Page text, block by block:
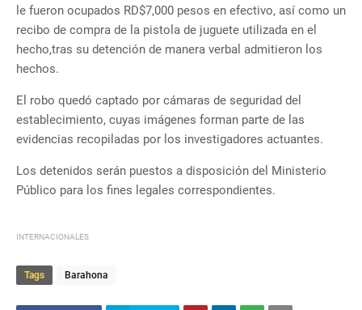
le fueron ocupados RD$7,000 pesos en efectivo, así como un
recibo de compra de la pistola de juguete utilizada en el
hecho,tras su detención de manera verbal admitieron los
hechos.
El robo quedó captado por cámaras de seguridad del
establecimiento, cuyas imágenes forman parte de las
evidencias recopiladas por los investigadores actuantes.
Los detenidos serán puestos a disposición del Ministerio
Público para los fines legales correspondientes.
INTERNACIONALES
Tags Barahona